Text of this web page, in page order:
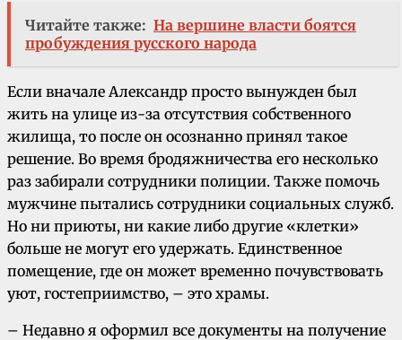
Читайте также: На вершине власти боятся
пробуждения русского народа
Если вначале Александр просто вынужден был
жить на улице из-за отсутствия собственного
жилища, то после он осознанно принял такое
решение. Во время бродяжничества его несколько
раз забирали сотрудники полиции. Также помочь
мужчине пытались сотрудники социальных служб.
Но ни приюты, ни какие либо другие «клетки»
больше не могут его удержать. Единственное
помещение, где он может временно почувствовать
уют, гостеприимство, – это храмы.
– Недавно я оформил все документы на получение